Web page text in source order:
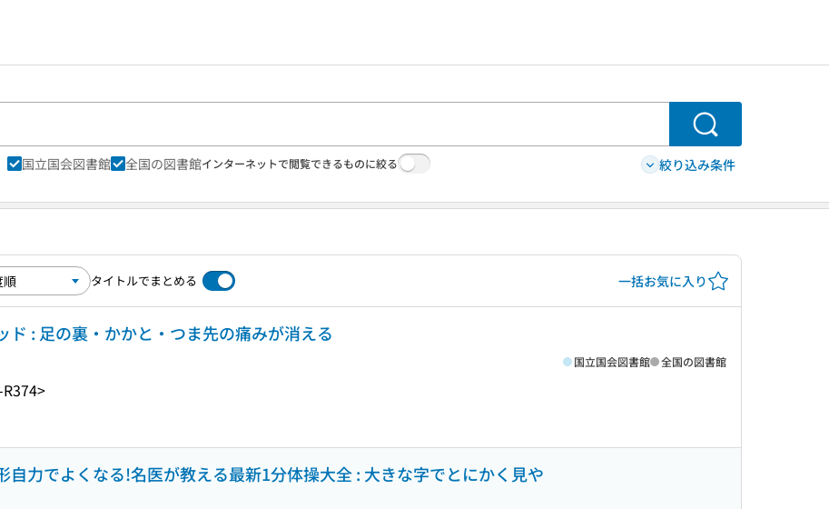
検索
国立国会図書館 全国の図書館インターネットで閲覧できるものに絞る 絞り込み条件
タイトルでまとめる 一括お気に入り
ド : 足の裏・かかと・つま先の痛みが消える
国立国会図書館 全国の図書館
自力でよくなる!名医が教える最新1分体操大全 : 大きな字でとにかく見や